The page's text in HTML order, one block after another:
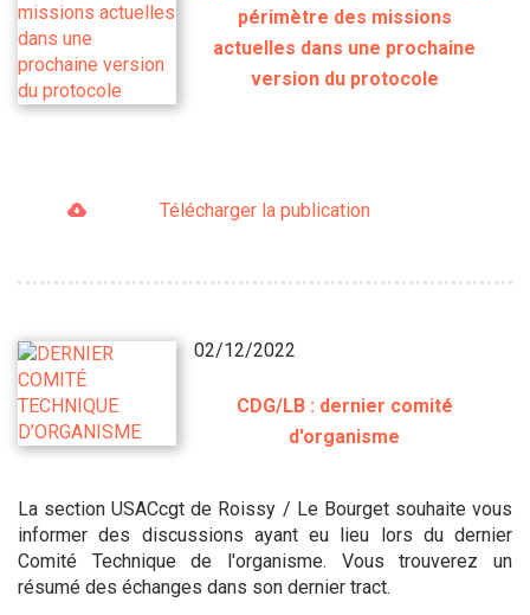
périmètre des missions
actuelles dans une prochaine
version du protocole
Télécharger la publication
02/12/2022
CDG/LB : dernier comité
d'organisme
La section USACcgt de Roissy / Le Bourget souhaite vous
informer des discussions ayant eu lieu lors du dernier
Comité Technique de l'organisme. Vous trouverez un
résumé des échanges dans son dernier tract.